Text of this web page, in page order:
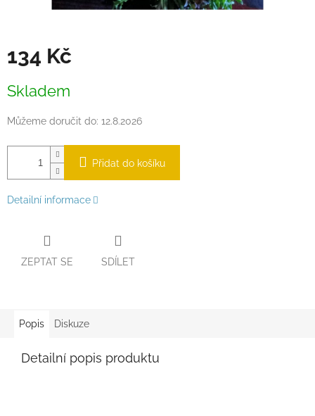
134 Kč
cena:
Skladem
Můžeme doručit do: 12.8.2026
Přidat do košíku
Detailní informace
ZEPTAT SE SDÍLET
Popis Diskuze
Detailní popis produktu